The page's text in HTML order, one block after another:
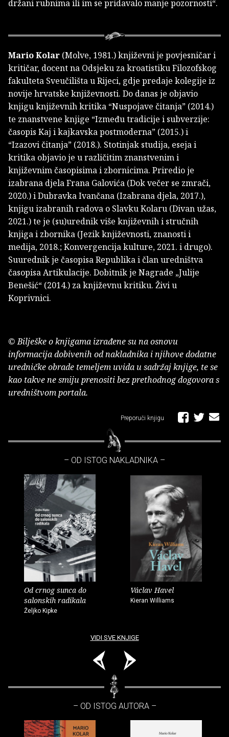
držani rubnima ili im se pridavalo manje pozornosti“.
Mario Kolar (Molve, 1981.) književni je povjesničar i
kritičar, docent na Odsjeku za kroatistiku Filozofskog
fakulteta Sveučilišta u Rijeci, gdje predaje kolegije iz
novije hrvatske književnosti. Do danas je objavio
knjigu književnih kritika “Nuspojave čitanja” (2014.)
te znanstvene knjige “Između tradicije i subverzije:
časopis Kaj i kajkavska postmoderna” (2015.) i
“Izazovi čitanja” (2018.). Stotinjak studija, eseja i
kritika objavio je u različitim znanstvenim i
književnim časopisima i zbornicima. Priredio je
izabrana djela Frana Galovića (Dok večer se zmrači,
2020.) i Dubravka Ivančana (Izabrana djela, 2017.),
knjigu izabranih radova o Slavku Kolaru (Divan užas,
2021.) te je (su)urednik više književnih i stručnih
knjiga i zbornika (Jezik književnosti, znanosti i
medija, 2018.; Konvergencija kulture, 2021. i drugo).
Suurednik je časopisa Republika i član uredništva
časopisa Artikulacije. Dobitnik je Nagrade „Julije
Benešić“ (2014.) za književnu kritiku. Živi u
Koprivnici.
© Bilješke o knjigama izrađene su na osnovu
informacija dobivenih od nakladnika i njihove dodatne
uredničke obrade temeljem uvida u sadržaj knjige, te se
kao takve ne smiju prenositi bez prethodnog dogovora s
uredništvom portala.
Preporuči knjigu
– OD ISTOG NAKLADNIKA –
Od crnog sunca do
salonskih radikala
Željko Kipke
Václav Havel
Kieran Williams
VIDI SVE KNJIGE
– OD ISTOG AUTORA –